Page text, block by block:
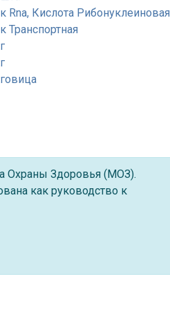
Rna, Кислота Рибонуклеиновая
Транспортная
Охраны Здоровья (МОЗ).
как руководство к